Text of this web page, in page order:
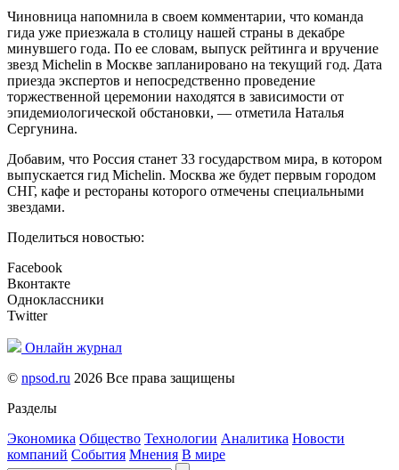
Чиновница напомнила в своем комментарии, что команда
гида уже приезжала в столицу нашей страны в декабре
минувшего года. По ее словам, выпуск рейтинга и вручение
звезд Michelin в Москве запланировано на текущий год. Дата
приезда экспертов и непосредственно проведение
торжественной церемонии находятся в зависимости от
эпидемиологической обстановки, — отметила Наталья
Сергунина.
Добавим, что Россия станет 33 государством мира, в котором
выпускается гид Michelin. Москва же будет первым городом
СНГ, кафе и рестораны которого отмечены специальными
звездами.
Поделиться новостью:
Facebook
Вконтакте
Одноклассники
Twitter
Онлайн журнал
© npsod.ru 2026 Все права защищены
Разделы
Экономика Общество Технологии Аналитика Новости
компаний События Мнения В мире